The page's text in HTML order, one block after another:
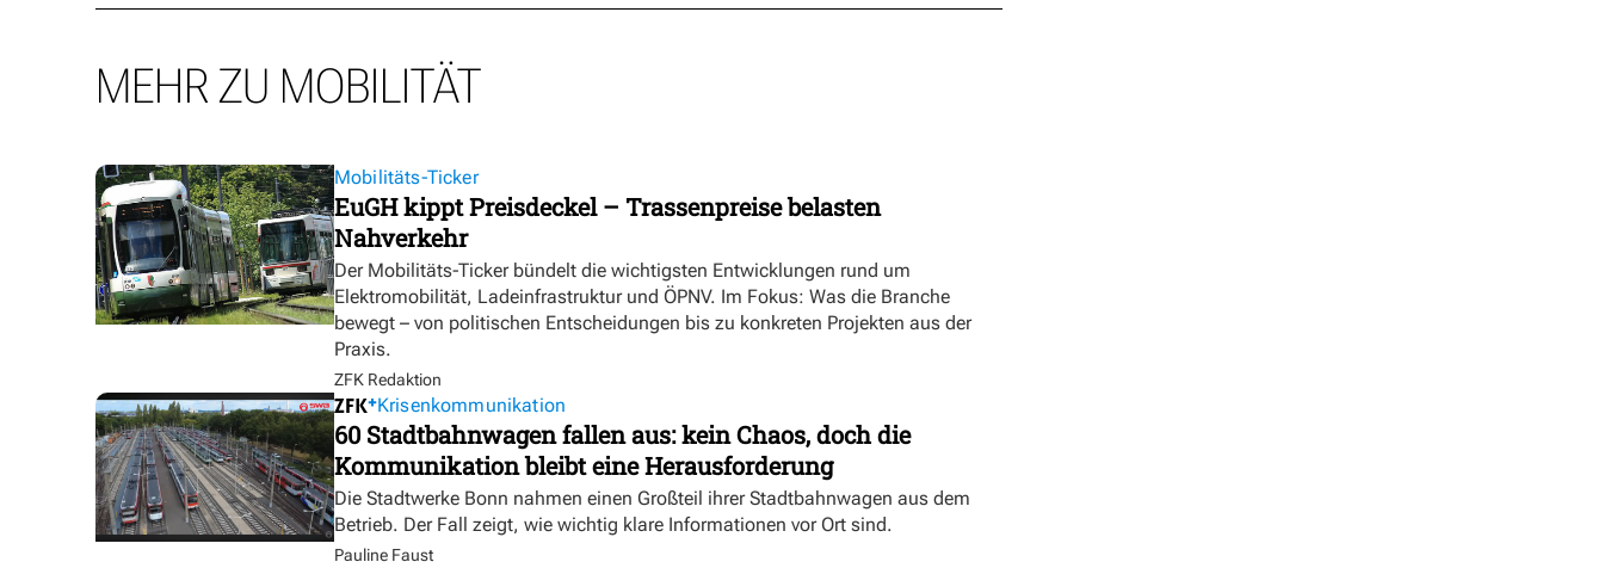
MEHR ZU MOBILITÄT
Mobilitäts-Ticker
EuGH kippt Preisdeckel – Trassenpreise belasten
Nahverkehr
Der Mobilitäts-Ticker bündelt die wichtigsten Entwicklungen rund um
Elektromobilität, Ladeinfrastruktur und ÖPNV. Im Fokus: Was die Branche
bewegt – von politischen Entscheidungen bis zu konkreten Projekten aus der
Praxis.
ZFK Redaktion
Krisenkommunikation
60 Stadtbahnwagen fallen aus: kein Chaos, doch die
Kommunikation bleibt eine Herausforderung
Die Stadtwerke Bonn nahmen einen Großteil ihrer Stadtbahnwagen aus dem
Betrieb. Der Fall zeigt, wie wichtig klare Informationen vor Ort sind.
Pauline Faust